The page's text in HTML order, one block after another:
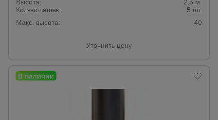
Высота:
2,5 м.
Кол-во чашек:
5 шт.
Макс. высота:
40
Уточнить цену